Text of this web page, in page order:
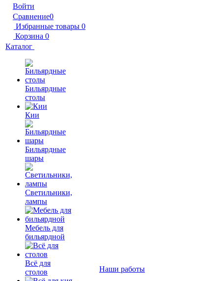
Войти
Сравнение0
Избранные товары 0
Корзина 0
Каталог
Бильярдные
столы
Кии
Бильярдные
шары
Светильники,
лампы
Мебель для
бильярдной
Всё для
столов
Наши работы